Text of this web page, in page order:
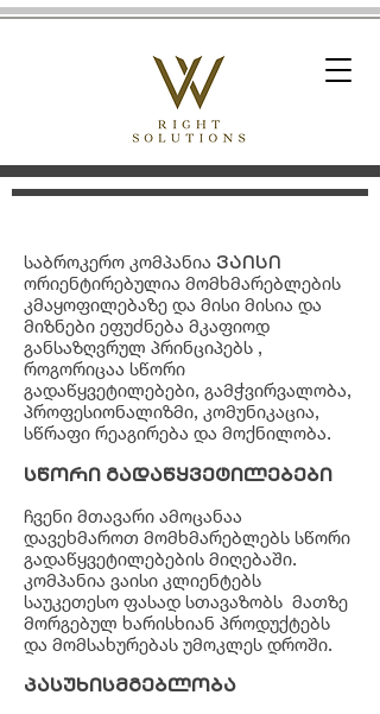
საბროკერო კომპანია ვაისი
ორიენტირებულია მომხმარებლების
კმაყოფილებაზე და მისი მისია და
მიზნები ეფუძნება მკაფიოდ
განსაზღვრულ პრინციპებს ,
როგორიცაა სწორი
გადაწყვეტილებები, გამჭვირვალობა,
პროფესიონალიზმი, კომუნიკაცია,
სწრაფი რეაგირება და მოქნილობა.
სწორი გადაწყვეტილებები
ჩვენი მთავარი ამოცანაა
დავეხმაროთ მომხმარებლებს სწორი
გადაწყვეტილებების მიღებაში.
კომპანია ვაისი კლიენტებს
საუკეთესო ფასად სთავაზობს მათზე
მორგებულ ხარისხიან პროდუქტებს
და მომსახურებას უმოკლეს დროში.
პასუხისმგებლობა